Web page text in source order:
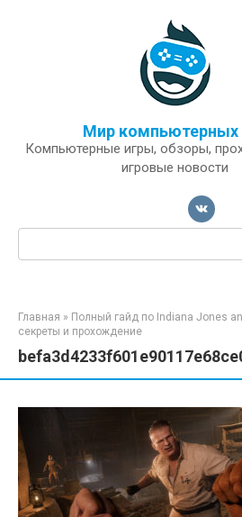
Мир компьютерных
Компьютерные игры, обзоры,
игровые новости
Поиск:
Главная » Полный гайд по Indiana Jones
секреты и прохождение